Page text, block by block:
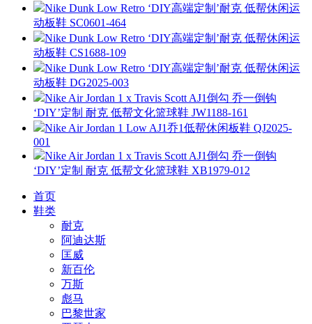
Nike Dunk Low Retro ‘DIY高端定制’耐克 低帮休闲运
动板鞋 SC0601-464
Nike Dunk Low Retro ‘DIY高端定制’耐克 低帮休闲运
动板鞋 CS1688-109
Nike Dunk Low Retro ‘DIY高端定制’耐克 低帮休闲运
动板鞋 DG2025-003
Nike Air Jordan 1 x Travis Scott AJ1倒勾 乔一倒钩
‘DIY’定制 耐克 低帮文化篮球鞋 JW1188-161
Nike Air Jordan 1 Low AJ1乔1低帮休闲板鞋 QJ2025-
001
Nike Air Jordan 1 x Travis Scott AJ1倒勾 乔一倒钩
‘DIY’定制 耐克 低帮文化篮球鞋 XB1979-012
首页
鞋类
耐克
阿迪达斯
匡威
新百伦
万斯
彪马
巴黎世家